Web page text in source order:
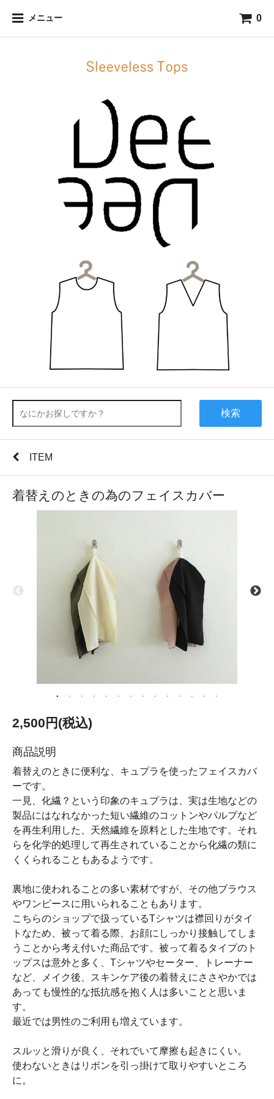
メニュー 0
検索
ITEM
着替えのときの為のフェイスカバー
2,500円(税込)
商品説明
着替えのときに便利な、キュプラを使ったフェイスカバ
ーです。
一見、化繊？という印象のキュプラは、実は生地などの
製品にはなれなかった短い繊維のコットンやパルプなど
を再生利用した、天然繊維を原料とした生地です。それ
らを化学的処理して再生されていることから化繊の類に
くくられることもあるようです。
裏地に使われることの多い素材ですが、その他ブラウス
やワンピースに用いられることもあります。
こちらのショップで扱っているTシャツは襟回りがタイ
トなため、被って着る際、お顔にしっかり接触してしま
うことから考え付いた商品です。被って着るタイプのト
ップスは意外と多く、Tシャツやセーター、トレーナー
など、メイク後、スキンケア後の着替えにささやかでは
あっても慢性的な抵抗感を抱く人は多いことと思いま
す。
最近では男性のご利用も増えています。
スルッと滑りが良く、それでいて摩擦も起きにくい。
使わないときはリボンを引っ掛けて取りやすいところ
に。